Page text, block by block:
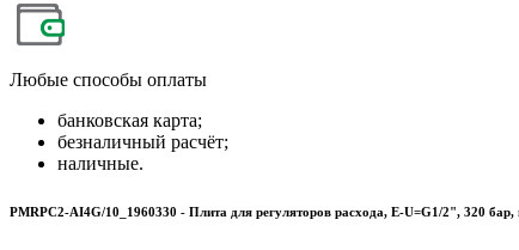
Любые способы оплаты
банковская карта;
безналичный расчёт;
наличные.
PMRPC2-AI4G/10_1960330 - Плита для регуляторов расхода, E-U=G1/2", 320 бар,